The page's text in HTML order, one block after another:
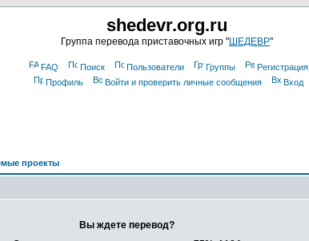
shedevr.org.ru
Группа перевода приставочных игр "ШЕДЕВР"
FAQ Поиск Пользователи Группы
Регистрация
Профиль
Войти и проверить личные сообщения Вход
проекты
Вы ждете перевод?